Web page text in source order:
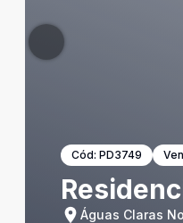
Cód: PD3749
Águas Claras